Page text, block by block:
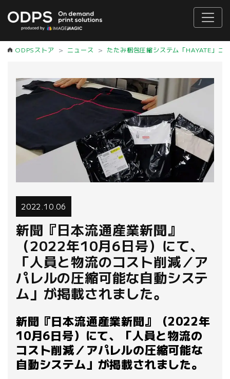
ODPSストア ニュース たたみ梱包圧縮システム「HAYATE」ニ
2022.10.06
新聞『日本流通産業新聞』
（2022年10月6日号）にて、
「人員と物流のコスト削減／ア
パレルの圧縮可能な自動システ
ム」が掲載されました。
新聞『日本流通産業新聞』（2022年
10月6日号）にて、「人員と物流の
コスト削減／アパレルの圧縮可能な
自動システム」が掲載されました。